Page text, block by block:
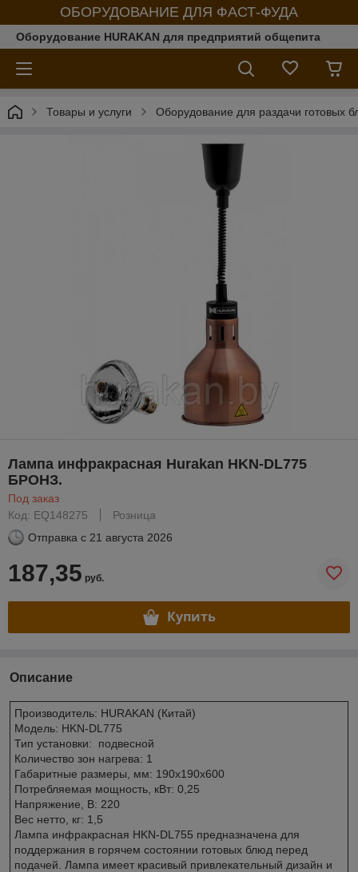
ОБОРУДОВАНИЕ ДЛЯ ФАСТ-ФУДА
Оборудование HURAKAN для предприятий общепита
Товары и услуги Оборудование для раздачи готовых
Лампа инфракрасная Hurakan HKN-DL775
БРОНЗ.
Под заказ
Код: EQ148275
Розница
Отправка с 21 августа 2026
187,35 руб.
Купить
Описание
Производитель: HURAKAN (Китай)
Модель: HKN-DL775
Тип установки: подвесной
Количество зон нагрева: 1
Габаритные размеры, мм: 190x190x600
Потребляемая мощность, кВт: 0,25
Напряжение, В: 220
Вес нетто, кг: 1,5
Лампа инфракрасная HKN-DL755 предназначена для
поддержания в горячем состоянии готовых блюд перед
подачей. Лампа имеет красивый привлекательный дизайн и